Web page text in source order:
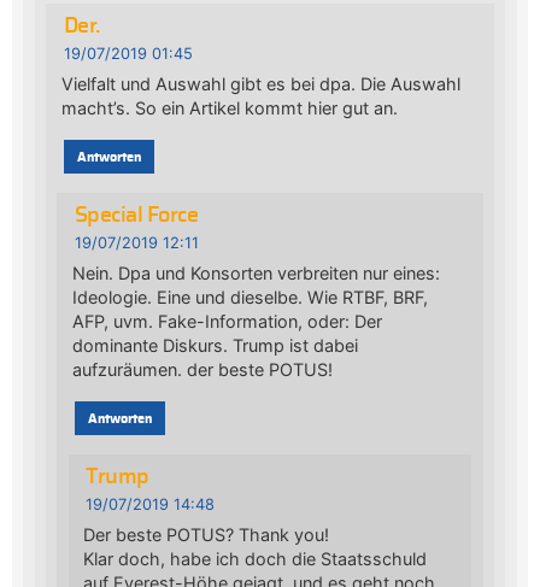
Der.
19/07/2019 01:45
Vielfalt und Auswahl gibt es bei dpa. Die Auswahl
macht’s. So ein Artikel kommt hier gut an.
Antworten
Special Force
19/07/2019 12:11
Nein. Dpa und Konsorten verbreiten nur eines:
Ideologie. Eine und dieselbe. Wie RTBF, BRF,
AFP, uvm. Fake-Information, oder: Der
dominante Diskurs. Trump ist dabei
aufzuräumen. der beste POTUS!
Antworten
Trump
19/07/2019 14:48
Der beste POTUS? Thank you!
Klar doch, habe ich doch die Staatsschuld